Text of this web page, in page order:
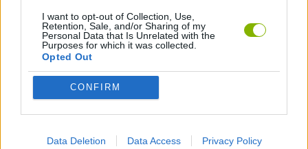
I want to opt-out of Collection, Use,
Retention, Sale, and/or Sharing of my
Personal Data that Is Unrelated with the
Purposes for which it was collected.
Opted Out
CONFIRM
Data Deletion Data Access Privacy Policy
JOGOS DE CONSTRUIR
JOGOS DE DJ
JOGOS DE DESTRUIR